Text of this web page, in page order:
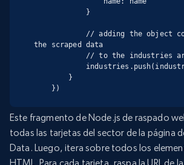
the scraped data
    })
Este fragmento de Node.js de raspado
todas las tarjetas del sector de la página
Data. Luego, itera sobre todos los